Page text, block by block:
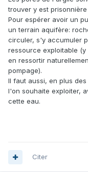
trouver y est
Pour espérer avoir un
un terrain aquifère:
circuler, s'y accumuler
ressource exploitable
en ressortir
pompage).
Il faut aussi, en plus
l'on souhaite exploiter,
cette eau.
Citer